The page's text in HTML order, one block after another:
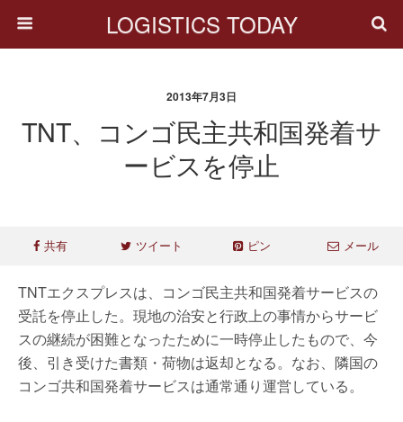
LOGISTICS TODAY
2013年7月3日
TNT、コンゴ民主共和国発着サ
ービスを停止
共有 ツイート ピン メール
TNTエクスプレスは、コンゴ民主共和国発着サービスの
受託を停止した。現地の治安と行政上の事情からサービ
スの継続が困難となったために一時停止したもので、今
後、引き受けた書類・荷物は返却となる。なお、隣国の
コンゴ共和国発着サービスは通常通り運営している。